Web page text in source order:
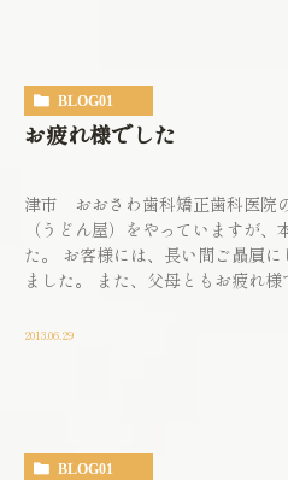
BLOG01
お疲れ様でした
津市 おおさわ歯科矯正歯科医院
（うどん屋）をやっていますが
た。 お客様には、長い間ご贔屓
ました。 また、父母ともお疲れ
2013.06.29
BLOG01